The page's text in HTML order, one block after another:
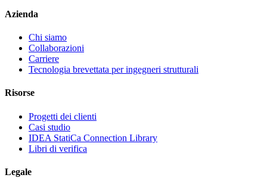
Azienda
Chi siamo
Collaborazioni
Carriere
Tecnologia brevettata per ingegneri strutturali
Risorse
Progetti dei clienti
Casi studio
IDEA StatiCa Connection Library
Libri di verifica
Legale